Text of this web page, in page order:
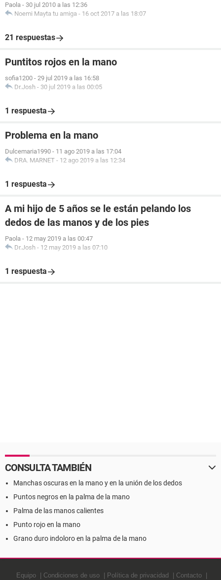
Paola - 30 jul 2010 a las 12:36
Noemi Mayta tu amiga - 16 oct 2017 a las 18:07
21 respuestas
Puntitos rojos en la mano
sofia1200 - 29 jul 2019 a las 16:58
Dr.Josh - 30 jul 2019 a las 00:05
1 respuesta
Problema en la mano
Dulcemaria1990 - 11 ago 2019 a las 17:04
DRA. MARNET - 12 ago 2019 a las 12:34
1 respuesta
A mi hijo de 5 años se le están pelando los
dedos de las manos y de los pies
Paola - 12 may 2019 a las 00:47
Dr.Josh - 12 may 2019 a las 07:10
1 respuesta
CONSULTA TAMBIÉN
Manchas oscuras en la mano y en la unión de los dedos
Puntos negros en la palma de la mano
Palma de las manos calientes
Punto rojo en la mano
Grano duro indoloro en la palma de la mano
Equipo Condiciones de uso Política de privacidad Contacto